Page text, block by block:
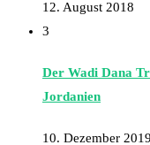
12. August 2018
3
Der Wadi Dana
Jordanien
10. Dezember 2019